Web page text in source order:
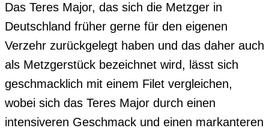
Das Teres Major, das sich die Metzger in
Deutschland früher gerne für den eigenen
Verzehr zurückgelegt haben und das daher auch
als Metzgerstück bezeichnet wird, lässt sich
geschmacklich mit einem Filet vergleichen,
wobei sich das Teres Major durch einen
intensiveren Geschmack und einen markanteren